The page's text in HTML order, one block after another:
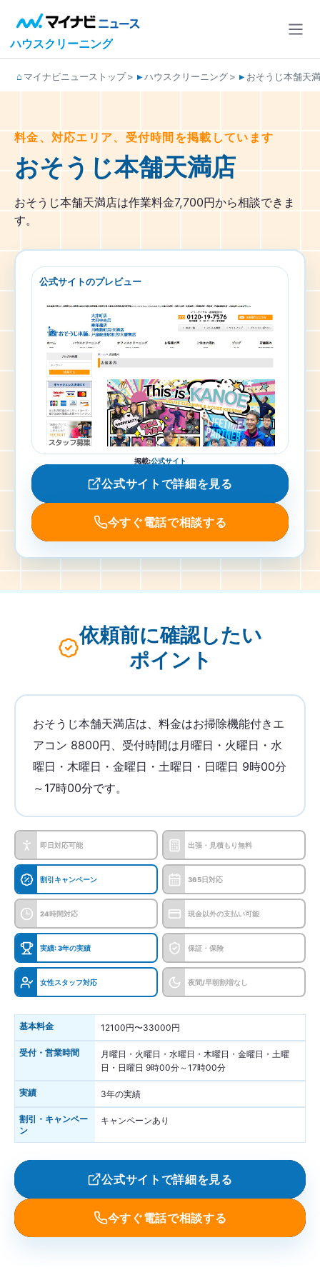
ハウスクリーニング
マイナビニューストップ ハウスクリーニング おそうじ本舗天
料金、対応エリア、受付時間を掲載しています
おそうじ本舗天満店
おそうじ本舗天満店は作業料金7,700円から相談できま
す。
公式サイトのプレビュー
掲載:公式サイト
公式サイトで詳細を見る
今すぐ電話で相談する
依頼前に確認したい
ポイント
おそうじ本舗天満店は、料金はお掃除機能付きエ
アコン 8800円、受付時間は月曜日・火曜日・水
曜日・木曜日・金曜日・土曜日・日曜日 9時00分
～17時00分です。
即日対応可能 出張・見積もり無料
割引キャンペーン 365日対応
24時間対応 現金以外の支払い可能
実績: 3年の実績 保証・保険
女性スタッフ対応 夜間/早朝割増なし
基本料金 12100円〜33000円
受付・営業時間
月曜日・火曜日・水曜日・木曜日・金曜日・土曜
日・日曜日 9時00分～17時00分
実績 3年の実績
割引・キャンペー
ン
キャンペーンあり
公式サイトで詳細を見る
今すぐ電話で相談する